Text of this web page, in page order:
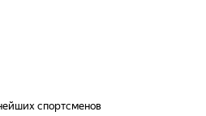
спортсменов